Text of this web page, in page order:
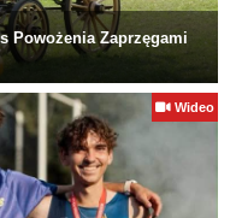
Powożenia Zaprzęgami
Wideo